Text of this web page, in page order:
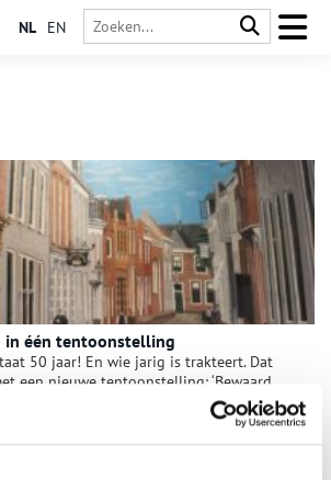
NL EN
in één tentoonstelling
50 jaar! En wie jarig is trakteert. Dat
een nieuwe tentoonstelling: ‘Bewaard
overzicht geeft van vijftig jaar
vertellen niet alleen een verhaal
ook over de stad en haar inwoners.